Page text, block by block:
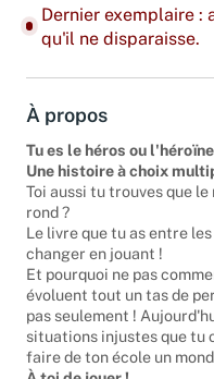
Dernier exemplaire :
qu'il ne disparaisse.
À propos
Tu es le héros ou
Une histoire à choix
Toi aussi tu trouves que
rond ?
Le livre que tu as entre
changer en jouant !
Et pourquoi ne pas
évoluent tout un tas de
pas seulement !
situations injustes que tu
faire de ton école un